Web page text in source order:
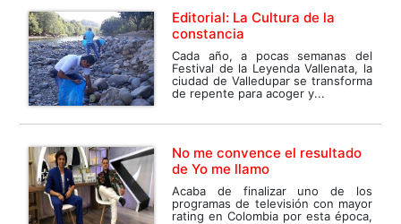
Editorial: La Cultura de la
constancia
Cada año, a pocas semanas del
Festival de la Leyenda Vallenata, la
ciudad de Valledupar se transforma
de repente para acoger y...
No me convence el resultado
de Yo me llamo
Acaba de finalizar uno de los
programas de televisión con mayor
rating en Colombia por esta época,